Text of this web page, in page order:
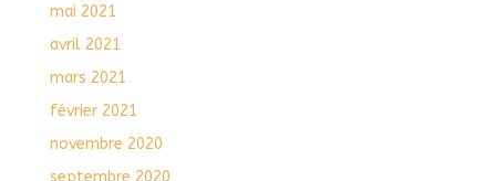
mai 2021
avril 2021
mars 2021
février 2021
novembre 2020